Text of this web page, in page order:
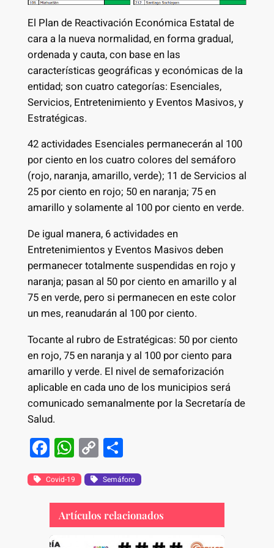
El Plan de Reactivación Económica Estatal de
cara a la nueva normalidad, en forma gradual,
ordenada y cauta, con base en las
características geográficas y económicas de la
entidad; son cuatro categorías: Esenciales,
Servicios, Entretenimiento y Eventos Masivos, y
Estratégicas.
42 actividades Esenciales permanecerán al 100
por ciento en los cuatro colores del semáforo
(rojo, naranja, amarillo, verde); 11 de Servicios al
25 por ciento en rojo; 50 en naranja; 75 en
amarillo y solamente al 100 por ciento en verde.
De igual manera, 6 actividades en
Entretenimientos y Eventos Masivos deben
permanecer totalmente suspendidas en rojo y
naranja; pasan al 50 por ciento en amarillo y al
75 en verde, pero si permanecen en este color
un mes, reanudarán al 100 por ciento.
Tocante al rubro de Estratégicas: 50 por ciento
en rojo, 75 en naranja y al 100 por ciento para
amarillo y verde. El nivel de semaforización
aplicable en cada uno de los municipios será
comunicado semanalmente por la Secretaría de
Salud.
F
a
c
e
b
W
h
at
s
A
C
o
p
y
Li
S
h
ar
e
Covid-19 Semáforo
Artículos relacionados